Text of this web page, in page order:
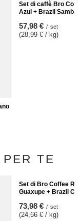
Set di caffè Bro
Azul + Brazil Samba
57,98 € / set
(28,99 € / kg)
TE
Set di Bro Coffee
Guaxupe + Brazil
73,98 € / set
(24,66 € / kg)